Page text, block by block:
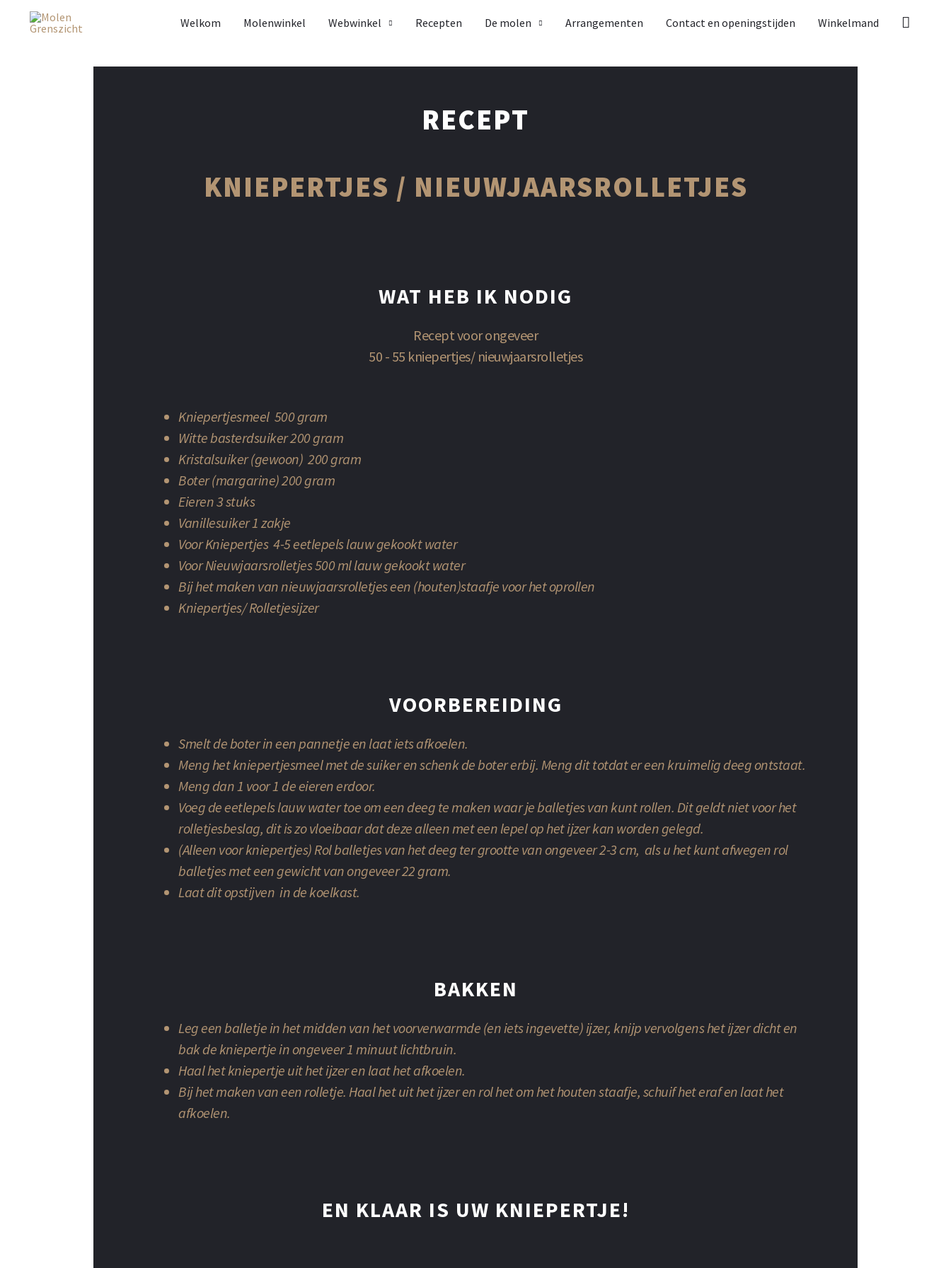
Welkom Molenwinkel Webwinkel Recepten De molen Arrangementen Contact en openingstijden Winkelmand
RECEPT
KNIEPERTJES / NIEUWJAARSROLLETJES
WAT HEB IK NODIG
Recept voor ongeveer
50 - 55 kniepertjes/ nieuwjaarsrolletjes
Kniepertjesmeel 500 gram
Witte basterdsuiker 200 gram
Kristalsuiker (gewoon) 200 gram
Boter (margarine) 200 gram
Eieren 3 stuks
Vanillesuiker 1 zakje
Voor Kniepertjes 4-5 eetlepels lauw gekookt water
Voor Nieuwjaarsrolletjes 500 ml lauw gekookt water
Bij het maken van nieuwjaarsrolletjes een (houten)staafje voor het oprollen
Kniepertjes/ Rolletjesijzer
VOORBEREIDING
Smelt de boter in een pannetje en laat iets afkoelen.
Meng het kniepertjesmeel met de suiker en schenk de boter erbij. Meng dit totdat er een kruimelig deeg ontstaat.
Meng dan 1 voor 1 de eieren erdoor.
Voeg de eetlepels lauw water toe om een deeg te maken waar je balletjes van kunt rollen. Dit geldt niet voor het
rolletjesbeslag, dit is zo vloeibaar dat deze alleen met een lepel op het ijzer kan worden gelegd.
(Alleen voor kniepertjes) Rol balletjes van het deeg ter grootte van ongeveer 2-3 cm, als u het kunt afwegen rol
balletjes met een gewicht van ongeveer 22 gram.
Laat dit opstijven in de koelkast.
BAKKEN
Leg een balletje in het midden van het voorverwarmde (en iets ingevette) ijzer, knijp vervolgens het ijzer dicht en
bak de kniepertje in ongeveer 1 minuut lichtbruin.
Haal het kniepertje uit het ijzer en laat het afkoelen.
Bij het maken van een rolletje. Haal het uit het ijzer en rol het om het houten staafje, schuif het eraf en laat het
afkoelen.
EN KLAAR IS UW KNIEPERTJE!